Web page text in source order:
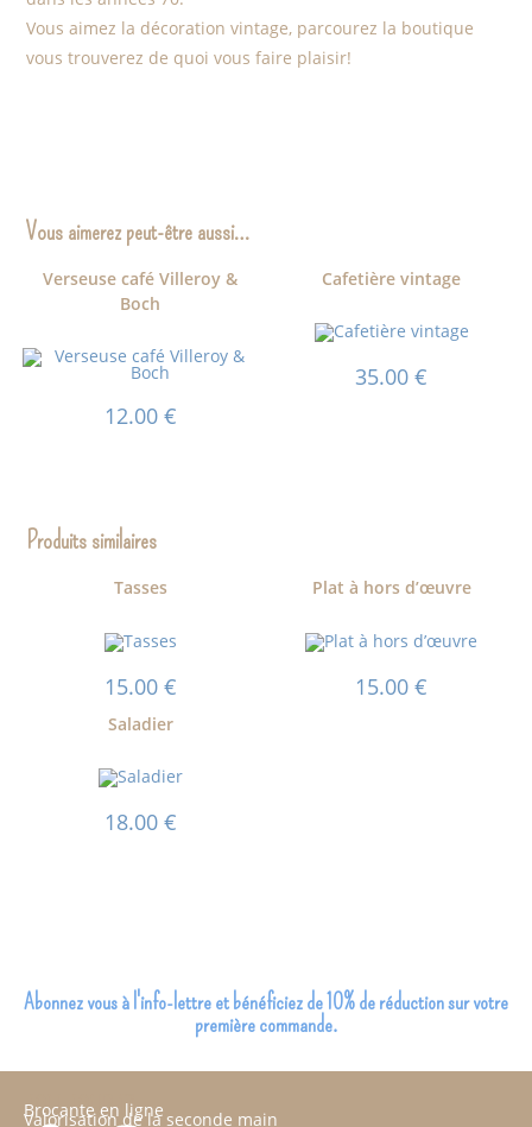
Vous aimez la décoration vintage, parcourez la boutique
vous trouverez de quoi vous faire plaisir!
Vous aimerez peut-être aussi…
Verseuse café Villeroy &
Boch
12.00 €
Cafetière vintage
35.00€
Produits similaires
Tasses
15.00 €
Plat à hors d’œuvre
15.00€
Saladier
18.00 €
Abonnez vous à l'info-lettre et bénéficiez de 10% de réduction sur votre
première commande.
JOLI JOUR 17
Brocante en ligne
Valorisation de la seconde main